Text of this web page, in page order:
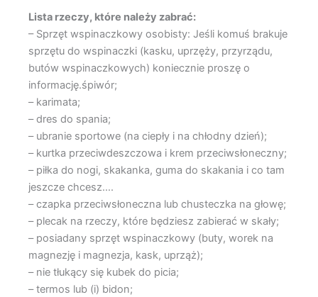
Lista rzeczy, które należy zabrać:
– Sprzęt wspinaczkowy osobisty: Jeśli komuś brakuje
sprzętu do wspinaczki (kasku, uprzęży, przyrządu,
butów wspinaczkowych) koniecznie proszę o
informację.śpiwór;
– karimata;
– dres do spania;
– ubranie sportowe (na ciepły i na chłodny dzień);
– kurtka przeciwdeszczowa i krem przeciwsłoneczny;
– piłka do nogi, skakanka, guma do skakania i co tam
jeszcze chcesz….
– czapka przeciwsłoneczna lub chusteczka na głowę;
– plecak na rzeczy, które będziesz zabierać w skały;
– posiadany sprzęt wspinaczkowy (buty, worek na
magnezję i magnezja, kask, uprząż);
– nie tłukący się kubek do picia;
– termos lub (i) bidon;